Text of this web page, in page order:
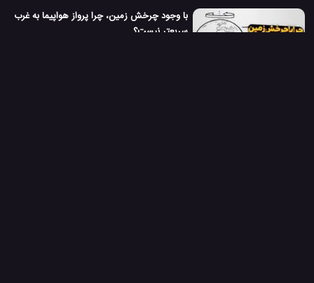
با وجود چرخش زمین، چرا پرواز هواپیما به غرب
سریعتر نیست؟